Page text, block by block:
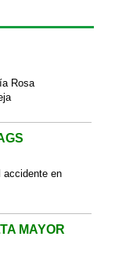
Rosa
accidente en
MAYOR